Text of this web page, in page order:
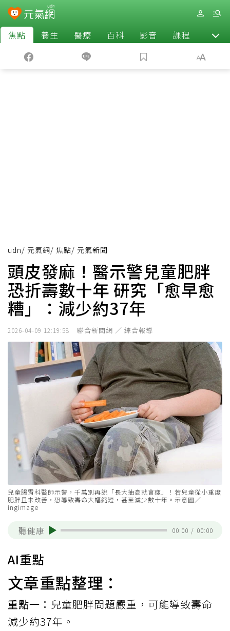
焦點 養生 醫療 百科 影音 課程 退休
udn/ 元氣網/ 焦點/ 元氣新聞
頭皮發麻！醫示警兒童肥胖
恐折壽數十年 研究「愈早愈
糟」：減少約37年
2026-04-09 12:19:58 聯合新聞網 ／ 綜合報導
兒童腸胃科醫師示警，千萬別再說「長大抽高就會瘦」！若兒童從小重度
肥胖且未改善，恐導致壽命大幅縮短，甚至減少數十年。示意圖／
ingimage
聽健康 00:00 / 00:00
AI重點
文章重點整理：
重點一： 兒童肥胖問題嚴重，可能導致壽命
減少約37年。